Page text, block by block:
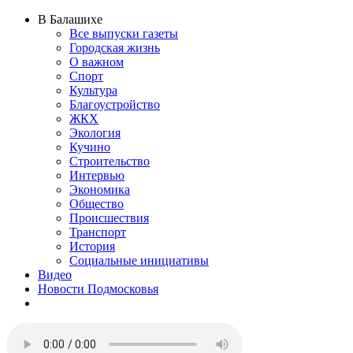
В Балашихе
Все выпуски газеты
Городская жизнь
О важном
Спорт
Культура
Благоустройство
ЖКХ
Экология
Кучино
Строительство
Интервью
Экономика
Общество
Происшествия
Транспорт
История
Социальные инициативы
Видео
Новости Подмосковья